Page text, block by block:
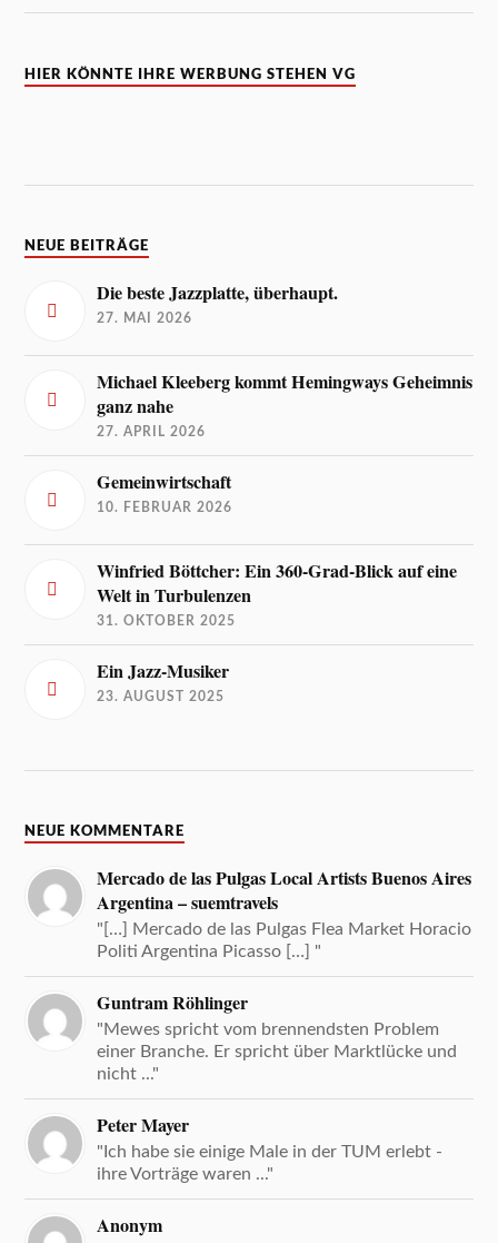
HIER KÖNNTE IHRE WERBUNG STEHEN VG
NEUE BEITRÄGE
Die beste Jazzplatte, überhaupt.
27. MAI 2026
Michael Kleeberg kommt Hemingways Geheimnis
ganz nahe
27. APRIL 2026
Gemeinwirtschaft
10. FEBRUAR 2026
Winfried Böttcher: Ein 360-Grad-Blick auf eine
Welt in Turbulenzen
31. OKTOBER 2025
Ein Jazz-Musiker
23. AUGUST 2025
NEUE KOMMENTARE
Mercado de las Pulgas Local Artists Buenos Aires
Argentina – suemtravels
"[…] Mercado de las Pulgas Flea Market Horacio
Politi Argentina Picasso […] "
Guntram Röhlinger
"Mewes spricht vom brennendsten Problem
einer Branche. Er spricht über Marktlücke und
nicht ..."
Peter Mayer
"Ich habe sie einige Male in der TUM erlebt -
ihre Vorträge waren ..."
Anonym